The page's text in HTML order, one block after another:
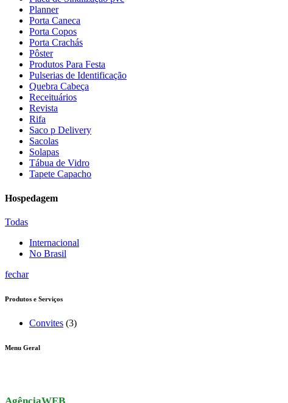
Planner
Porta Caneca
Porta Copos
Porta Crachás
Pôster
Produtos Para Festa
Pulserias de Identificação
Quebra Cabeça
Receituários
Revista
Rifa
Saco p Delivery
Sacolas
Solapas
Tábua de Vidro
Tapete Capacho
Hospedagem
Todas
Internacional
No Brasil
fechar
Produtos e Serviços
Convites (3)
Menu Geral